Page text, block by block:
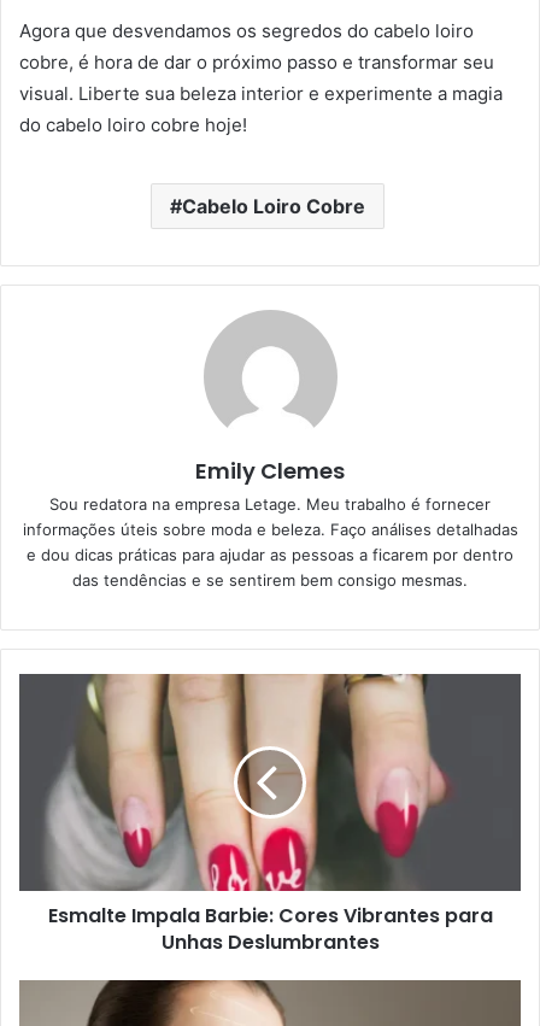
Agora que desvendamos os segredos do cabelo loiro
cobre, é hora de dar o próximo passo e transformar seu
visual. Liberte sua beleza interior e experimente a magia
do cabelo loiro cobre hoje!
Cabelo Loiro Cobre
Emily Clemes
Sou redatora na empresa Letage. Meu trabalho é fornecer
informações úteis sobre moda e beleza. Faço análises detalhadas
e dou dicas práticas para ajudar as pessoas a ficarem por dentro
das tendências e se sentirem bem consigo mesmas.
Esmalte Impala Barbie: Cores Vibrantes para
Unhas Deslumbrantes